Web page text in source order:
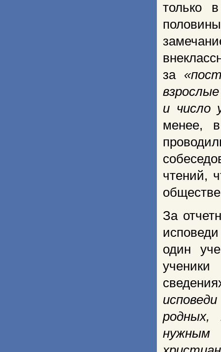
только
за
и число
менее,
чтений,
За
один
родных,
нужным